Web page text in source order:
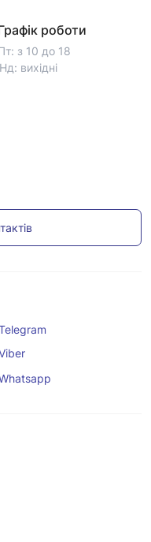
роботи
з 10 до 18
вихідні